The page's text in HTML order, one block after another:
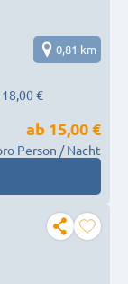
0,81 km
€
ab 15,00 €
Person / Nacht